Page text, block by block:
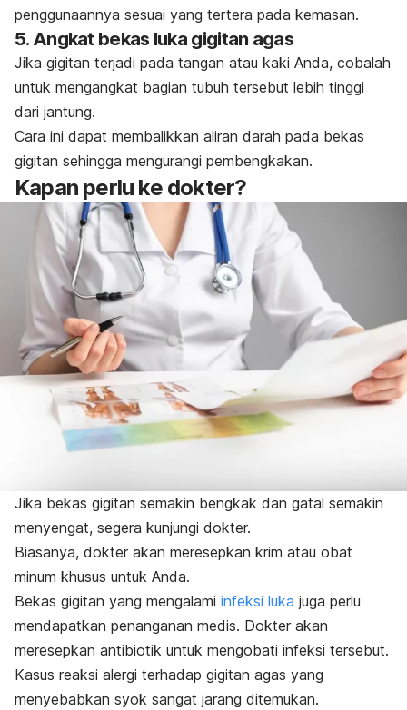
penggunaannya sesuai yang tertera pada kemasan.
5. Angkat bekas luka gigitan agas
Jika gigitan terjadi pada tangan atau kaki Anda, cobalah
untuk mengangkat bagian tubuh tersebut lebih tinggi
dari jantung.
Cara ini dapat membalikkan aliran darah pada bekas
gigitan sehingga mengurangi pembengkakan.
Kapan perlu ke dokter?
Jika bekas gigitan semakin bengkak dan gatal semakin
menyengat, segera kunjungi dokter.
Biasanya, dokter akan meresepkan krim atau obat
minum khusus untuk Anda.
Bekas gigitan yang mengalami infeksi luka juga perlu
mendapatkan penanganan medis. Dokter akan
meresepkan antibiotik untuk mengobati infeksi tersebut.
Kasus reaksi alergi terhadap gigitan agas yang
menyebabkan syok sangat jarang ditemukan.